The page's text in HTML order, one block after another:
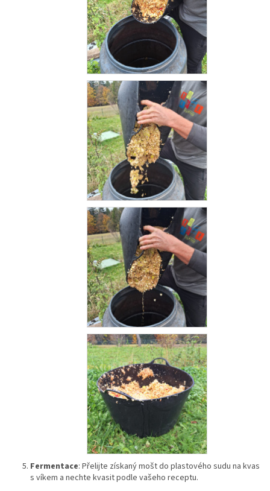
Fermentace: Přelijte získaný mošt do plastového sudu na kvas
s víkem a nechte kvasit podle vašeho receptu.